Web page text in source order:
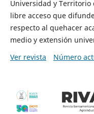
Universidad y
libre acceso que
respecto al quehacer
medio y extensión
Ver revista
Número